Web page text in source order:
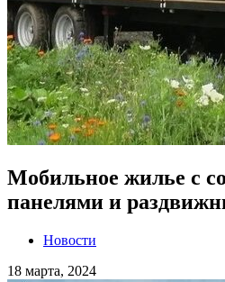
Мобильное жилье с
панелями и
Новости
18 марта, 2024